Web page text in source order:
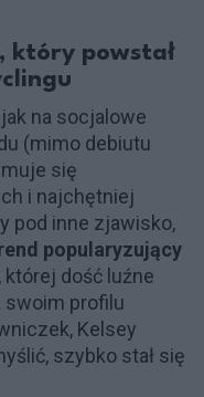
który powstał
na socjalowe
(mimo debiutu
się
i najchętniej
pod inne zjawisko,
popularyzujący
, której dość luźne
swoim profilu
Kelsey
szybko stał się